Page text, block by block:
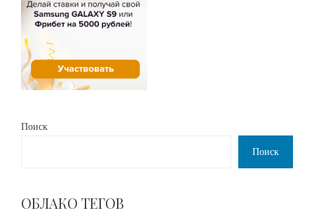
Поиск
Поиск
ОБЛАКО ТЕГОВ